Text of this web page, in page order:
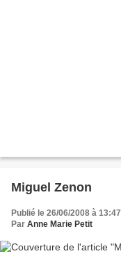
Miguel Zenon
Publié le 26/06/2008 à 13:47
Par Anne Marie Petit